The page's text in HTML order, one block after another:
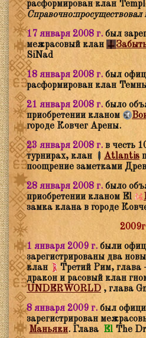
расформирован клан
Справочно:просуществовал
17 января 2008 г. был
межрасовый клан
SiNad
18 января 2008 г. был
расформирован клан
21 января 2008 г. было
приобретении кланом
городе Ковчег Арены.
23 января 2008 г. в честь
турнирах, клан
Atlantis
поощрение заметками
28 января 2008 г. было
приобретении кланом El
замка клана в городе
1 января 2009 г. были
зарегистрированы два
клан
Третий Рим,
дракон и расовый клан
UNDERWORLD , глава
8 января 2009 г. был
зарегистрирован
Маньяки. Глава El The